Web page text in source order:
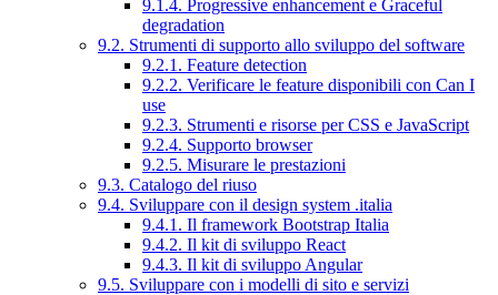
9.1.4. Progressive enhancement e Graceful
degradation
9.2. Strumenti di supporto allo sviluppo del software
9.2.1. Feature detection
9.2.2. Verificare le feature disponibili con Can I
use
9.2.3. Strumenti e risorse per CSS e JavaScript
9.2.4. Supporto browser
9.2.5. Misurare le prestazioni
9.3. Catalogo del riuso
9.4. Sviluppare con il design system .italia
9.4.1. Il framework Bootstrap Italia
9.4.2. Il kit di sviluppo React
9.4.3. Il kit di sviluppo Angular
9.5. Sviluppare con i modelli di sito e servizi